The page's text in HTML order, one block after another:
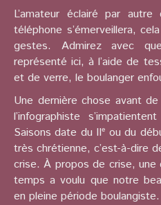
L’amateur éclairé par
téléphone s’émerveillera,
gestes. Admirez avec
représenté ici, à l’aide de
et de verre, le boulanger
Une dernière chose avant
l’infographiste
Saisons date du IIᵉ ou du
très chrétienne, c’est-à-dire
crise. À propos de crise, une
temps a voulu que notre
en pleine période boulangiste.